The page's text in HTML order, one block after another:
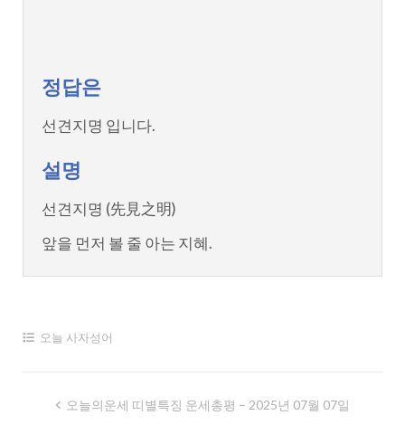
정답은
선견지명 입니다.
설명
선견지명 (先見之明)
앞을 먼저 볼 줄 아는 지혜.
오늘 사자성어
오늘의운세 띠별특징 운세총평 – 2025년 07월 07일